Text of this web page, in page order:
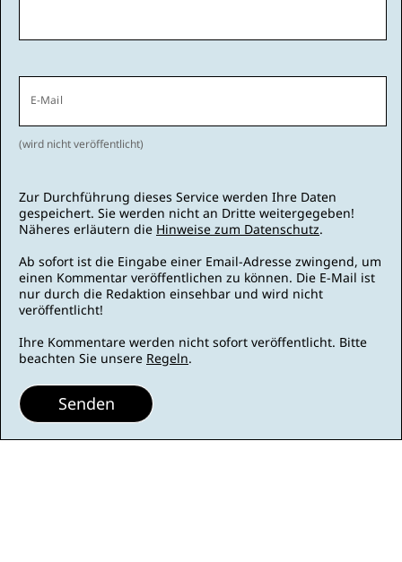
E-Mail
(wird nicht veröffentlicht)
Zur Durchführung dieses Service werden Ihre Daten
gespeichert. Sie werden nicht an Dritte weitergegeben!
Näheres erläutern die Hinweise zum Datenschutz.
Ab sofort ist die Eingabe einer Email-Adresse zwingend, um
einen Kommentar veröffentlichen zu können. Die E-Mail ist
nur durch die Redaktion einsehbar und wird nicht
veröffentlicht!
Ihre Kommentare werden nicht sofort veröffentlicht. Bitte
beachten Sie unsere Regeln.
Senden